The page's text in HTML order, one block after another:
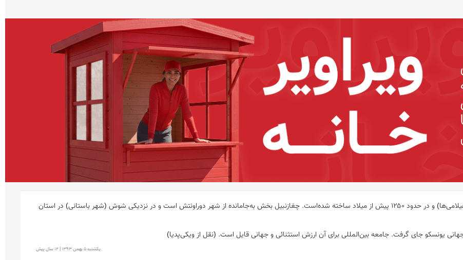
يكشنبه 5 بهمن 1393 | 12 سال پیش